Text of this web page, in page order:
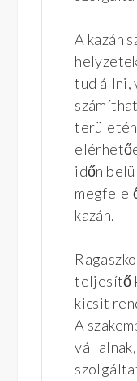
A kazán
tud állni,
időn
kazán.
teljesítő
kicsit
A